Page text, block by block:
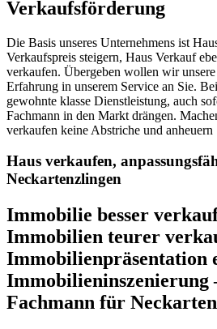
Verkaufsförderung
Die Basis unseres Unternehmens ist
Verkaufspreis steigern, Haus Verkauf
verkaufen. Übergeben wollen wir
Erfahrung in unserem Service an Sie.
gewohnte klasse Dienstleistung, auch
Fachmann in den Markt drängen.
verkaufen keine Abstriche und anheuern
Haus verkaufen,
Neckartenzlingen
Immobilie besser
Immobilien teurer
Immobilienpräsentation
Immobilieninszenierung
Fachmann für